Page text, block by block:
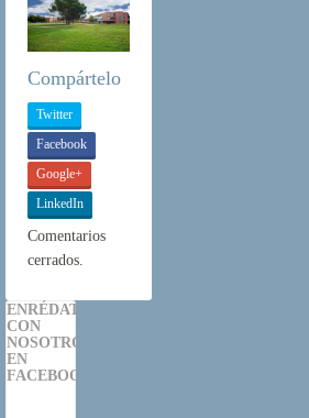
Compártelo
Twitter
Facebook
Google+
LinkedIn
Comentarios
cerrados.
ENRÉDATE
CON
NOSOTROS
EN
FACEBOOK